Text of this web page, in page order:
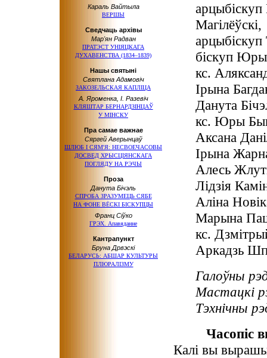
Караль Вайтыла
ВЕРШЫ
Сведчаць архівы
Мар'ян Радван
ПРАТЭСТ УНІЯЦКАГА
ДУХАВЕНСТВА (1834–1839)
Нашы святыні
Святлана Адамовіч
ЗАКОЗЕЛЬСКАЯ КАПЛІЦА
А. Яроменка, І. Разевіч
КЛЯШТАР БЕРНАРДЗІНЦАЎ
У МІНСКУ
Пра самае важнае
Сяргей Аверынцаў
ШЛЮБ І СЯМ'Я: НЕСВОЕЧАСОВЫ
ДОСВЕД ХРЫСЦІЯНСКАГА
ПОГЛЯДУ НА РЭЧЫ
Проза
Данута Бічэль
СПРОБА ЗРАЗУМЕЦЬ СЯБЕ
НА ФОНЕ ВЁСКІ БІСКУПЦЫ
Франц Сіўко
ГРЭХ. Апавяданне
Кантрапункт
Бруна Дрвэскі
БЕЛАРУСЬ: АБШАР КУЛЬТУРЫ
ПЛЮРАЛІЗМУ
Магілёўскі,
біскуп
кс.
Ірына
Данута
кс. Юры
Аксана
Ірына
Алесь
Лідзія
Аліна
Марына
кс.
Аркадзь
Галоўны
Мастацкі
Тэхнічны
Часопіс
Калі вы